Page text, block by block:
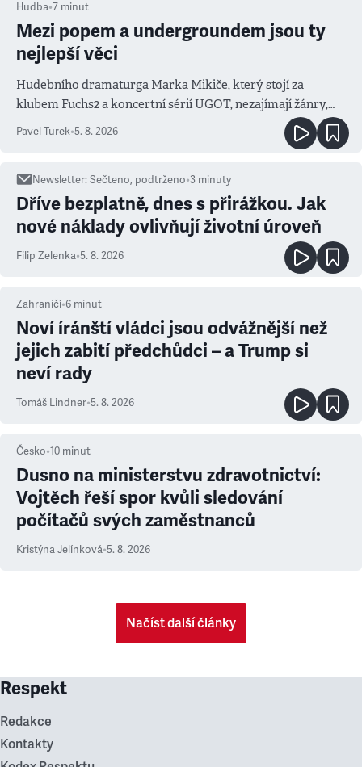
Hudba•7 minut
Mezi popem a undergroundem jsou ty
nejlepší věci
Hudebního dramaturga Marka Mikiče, který stojí za
klubem Fuchs2 a koncertní sérií UGOT, nezajímají žánry,
ale atmosféra
Pavel Turek•5. 8. 2026
Newsletter:Sečteno, podtrženo•3 minuty
Dříve bezplatně, dnes s přirážkou. Jak
nové náklady ovlivňují životní úroveň
Filip Zelenka•5. 8. 2026
Zahraničí•6 minut
Noví íránští vládci jsou odvážnější než
jejich zabití předchůdci – a Trump si
neví rady
Tomáš Lindner•5. 8. 2026
Česko•10 minut
Dusno na ministerstvu zdravotnictví:
Vojtěch řeší spor kvůli sledování
počítačů svých zaměstnanců
Kristýna Jelínková•5. 8. 2026
Načíst další články
Respekt
Redakce
Kontakty